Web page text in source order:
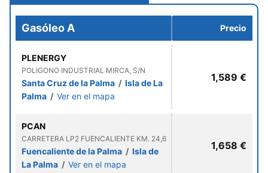
Gasóleo A Precio
PLENERGY
POLIGONO INDUSTRIAL MIRCA, S/N
Santa Cruz de la Palma / Isla de La
Palma / Ver en el mapa
1,589 €
PCAN
CARRETERA LP2 FUENCALIENTE KM. 24,6
Fuencaliente de la Palma / Isla de
La Palma / Ver en el mapa
1,658 €